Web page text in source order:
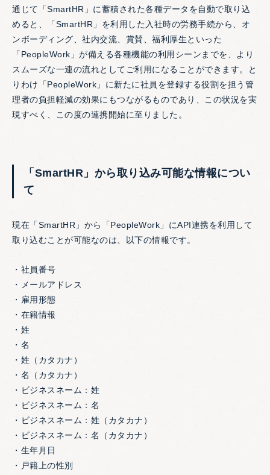
通じて「SmartHR」に蓄積された各種データを自動で取り込
めると、「SmartHR」を利用した入社時の労務手続から、オ
ンボーディング、社内交流、賞賛、福利厚生といった
「PeopleWork」が備える各種機能の利用シーンまでを、より
スムーズな一連の流れとしてご利用になることができます。と
りわけ「PeopleWork」に新たに社員を登録する役割を担う管
理者の負担軽減の効果にもつながるものであり、この状況を実
現すべく、この度の連携開始に至りました。
「SmartHR」から取り込み可能な情報につい
て
現在「SmartHR」から「PeopleWork」にAPI連携を利用して
取り込むことが可能なのは、以下の情報です。
・社員番号
・メールアドレス
・雇用形態
・在籍情報
・姓
・名
・姓（カタカナ）
・名（カタカナ）
・ビジネスネーム：姓
・ビジネスネーム：名
・ビジネスネーム：姓（カタカナ）
・ビジネスネーム：名（カタカナ）
・生年月日
・戸籍上の性別